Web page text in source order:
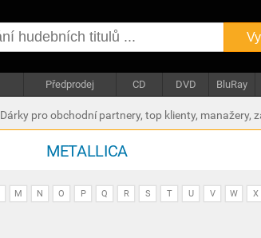
Předprodej CD DVD BluRay
Dárky pro obchodní partnery, top klienty, manažery,
METALLICA
M N O P Q R S T U V W X